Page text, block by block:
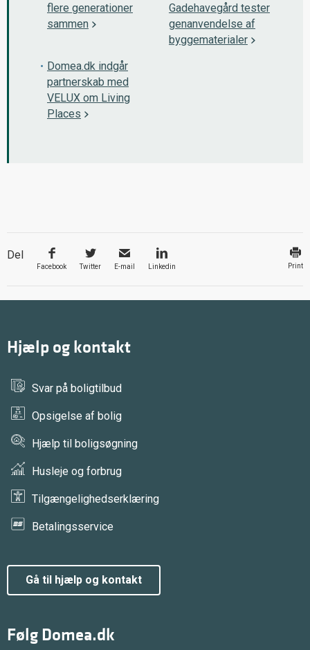
flere generationer
sammen
Gadehavegård tester
genanvendelse af
byggematerialer
Domea.dk indgår
partnerskab med
VELUX om Living
Places
Del
Facebook Twitter E-mail Linkedin Print
Hjælp og kontakt
Svar på boligtilbud
Opsigelse af bolig
Hjælp til boligsøgning
Husleje og forbrug
Tilgængelighedserklæring
Betalingsservice
gå til hjælp og kontakt
Følg Domea.dk